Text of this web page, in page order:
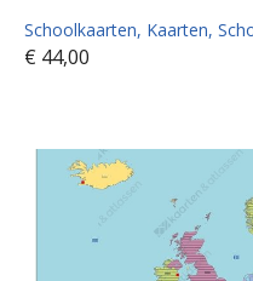
Schoolkaarten Kaarten
€ 44,00